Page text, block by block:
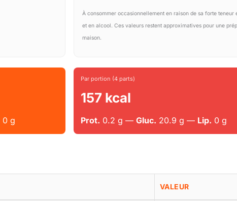
À consommer occasionnellement en raison de sa forte teneur
et en alcool. Ces valeurs restent approximatives pour une
maison.
0 g
Par portion (4 parts)
157 kcal
Prot. 0.2 g —Gluc. 20.9 g — Lip. 0 g
VALEUR